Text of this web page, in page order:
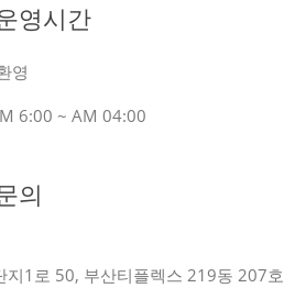
영시간
영
6:00 ~ AM 04:00
의
지1로 50, 부산티플렉스 219동 207호